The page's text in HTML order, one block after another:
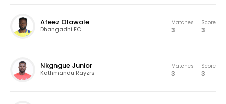
Afeez Olawale
Dhangadhi FC
Matches
3
Score
3
Nkgngue Junior
Kathmandu Rayzrs
Matches
3
Score
3